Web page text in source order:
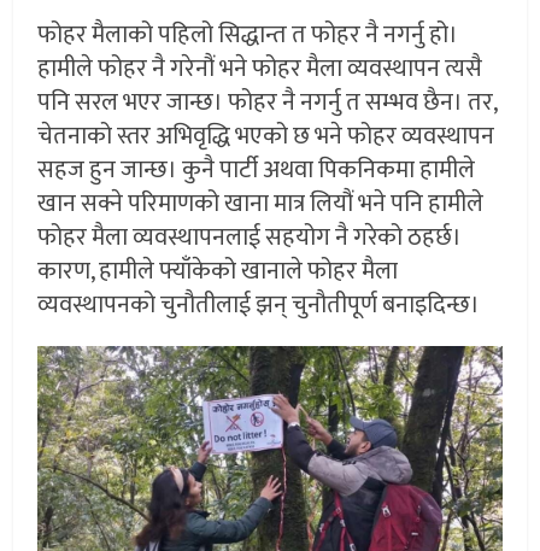
फोहर मैलाको पहिलो सिद्धान्त त फोहर नै नगर्नु हो।
हामीले फोहर नै गरेनौं भने फोहर मैला व्यवस्थापन त्यसै
पनि सरल भएर जान्छ। फोहर नै नगर्नु त सम्भव छैन। तर,
चेतनाको स्तर अभिवृद्धि भएको छ भने फोहर व्यवस्थापन
सहज हुन जान्छ। कुनै पार्टी अथवा पिकनिकमा हामीले
खान सक्ने परिमाणको खाना मात्र लियौं भने पनि हामीले
फोहर मैला व्यवस्थापनलाई सहयोग नै गरेको ठहर्छ।
कारण, हामीले फ्याँकेको खानाले फोहर मैला
व्यवस्थापनको चुनौतीलाई झन् चुनौतीपूर्ण बनाइदिन्छ।